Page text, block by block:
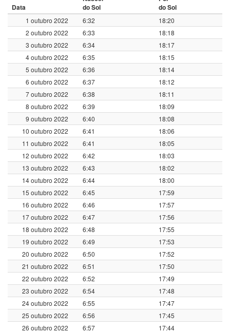
Data
do Sol
do Sol
1 outubro 2022 6:32
18:20
2 outubro 2022
6:33
18:18
3 outubro 2022
6:34
18:17
4 outubro 2022
6:35
18:15
5 outubro 2022
6:36
18:14
6 outubro 2022
6:37
18:12
7 outubro 2022
6:38
18:11
8 outubro 2022
6:39
18:09
9 outubro 2022
6:40
18:08
10 outubro 2022
6:41
18:06
11 outubro 2022
6:41
18:05
12 outubro 2022
6:42
18:03
13 outubro 2022
6:43
18:02
14 outubro 2022
6:44
18:00
15 outubro 2022
6:45
17:59
16 outubro 2022
6:46
17:57
17 outubro 2022
6:47
17:56
18 outubro 2022
6:48
17:55
19 outubro 2022
6:49
17:53
20 outubro 2022
6:50
17:52
21 outubro 2022
6:51
17:50
22 outubro 2022
6:52
17:49
23 outubro 2022
6:54
17:48
24 outubro 2022
6:55
17:47
25 outubro 2022
6:56
17:45
26 outubro 2022
6:57
17:44